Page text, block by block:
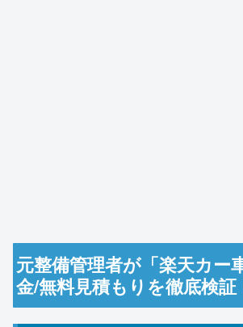
元整備管理者が「楽天カー
金/無料見積もりを徹底検証